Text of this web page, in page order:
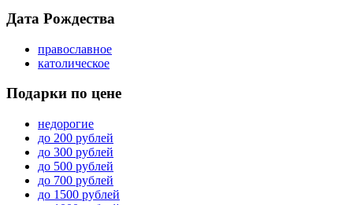
Дата Рождества
православное
католическое
Подарки по цене
недорогие
до 200 рублей
до 300 рублей
до 500 рублей
до 700 рублей
до 1500 рублей